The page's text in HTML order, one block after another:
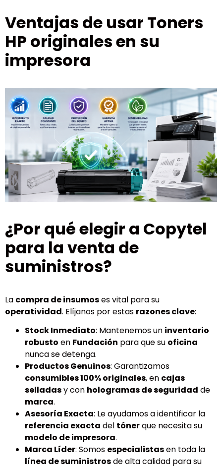
Ventajas de usar Toners
HP originales en su
impresora
¿Por qué elegir a Copytel
para la venta de
suministros?
La compra de insumoses vital para su
operatividad. Elíjanos por estas razones clave:
Stock Inmediato: Mantenemos un inventario
robusto en Fundación para que su oficina
nunca se detenga.
Productos Genuinos: Garantizamos
consumibles 100% originales, en cajas
selladasy con hologramas de seguridad de
marca.
Asesoría Exacta: Le ayudamos a identificar la
referencia exacta del tónerque necesita su
modelo de impresora.
Marca Líder: Somos especialistasen toda la
línea de suministrosde alta calidad para su